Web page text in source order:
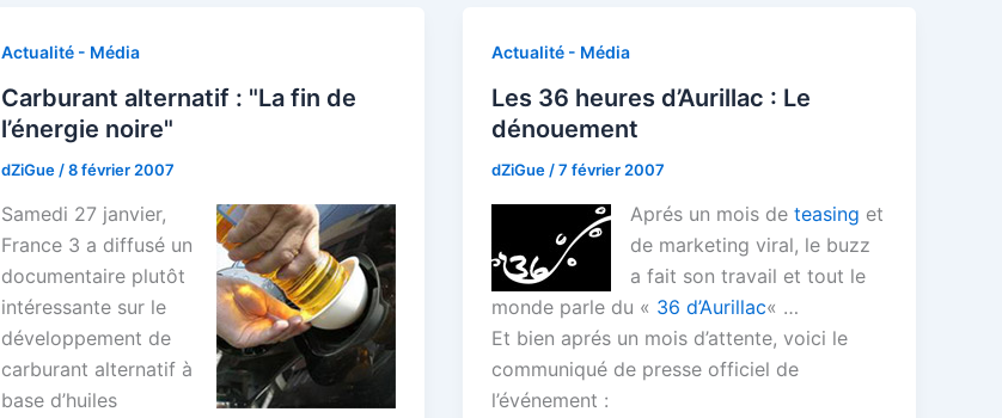
Actualité - Média
Carburant alternatif : "La fin de
l’énergie noire"
dZiGue /8 février 2007
Samedi 27 janvier,
France 3 a diffusé un
documentaire plutôt
intéressante sur le
développement de
carburant alternatif à
base d’huiles
Actualité - Média
Les 36 heures d’Aurillac : Le
dénouement
dZiGue /7 février 2007
Aprés un mois deteasing et
de marketing viral, le buzz
a fait son travail et tout le
monde parle du « 36 d’Aurillac« …
Et bien aprés un mois d’attente, voici le
communiqué de presse officiel de
l’événement :